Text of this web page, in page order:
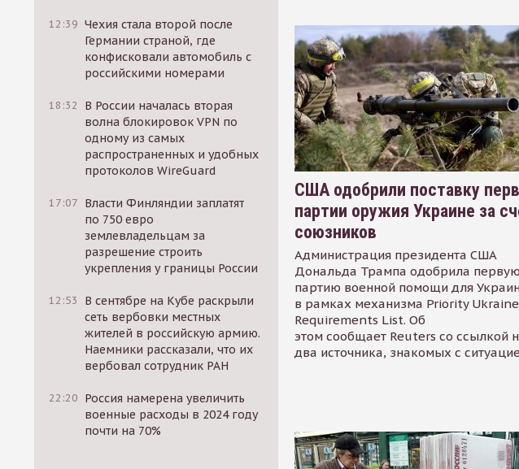
12:39 Чехия стала второй после
Германии страной, где
конфисковали автомобиль с
российскими номерами
18:32
В России началась вторая
волна блокировок VPN по
одному из самых
распространенных и удобных
протоколов WireGuard
17:07 Власти Финляндии заплатят
по 750 евро
землевладельцам за
разрешение строить
укрепления у границы России
12:53
В сентябре на Кубе раскрыли
сеть вербовки местных
жителей в российскую армию.
Наемники рассказали, что их
вербовал сотрудник РАН
22:20 Россия намерена увеличить
военные расходы в 2024 году
почти на 70%
США одобрили поставку
партии оружия Украине за
союзников
Администрация президента США
Дональда Трампа одобрила первую
партию военной помощи для
в рамках механизма Priority Ukraine
Requirements List. Об
этом сообщает Reuters со ссылкой
два источника, знакомых с